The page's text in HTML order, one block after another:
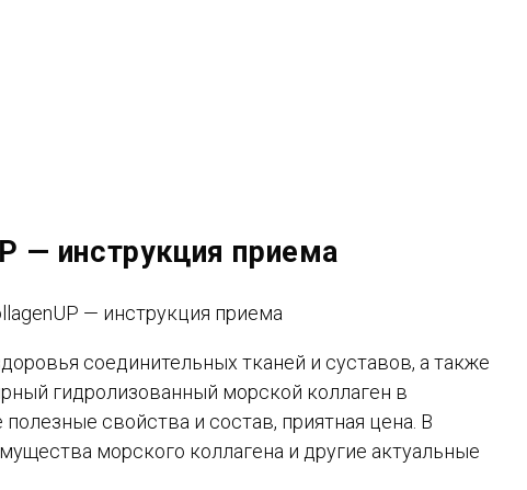
— инструкция приема
соединительных тканей и суставов, а также
гидролизованный морской коллаген в
свойства и состав, приятная цена. В
морского коллагена и другие актуальные